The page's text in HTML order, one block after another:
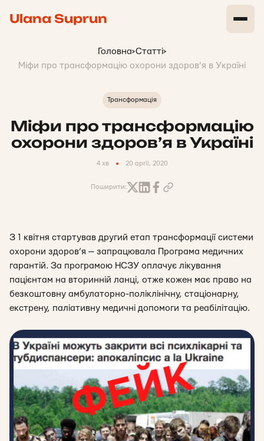
Ulana Suprun
Головна>Статті>
Міфи про трансформацію охорони здоров’я в Україні
Трансформація
Міфи про трансформацію
охорони здоров’я в Україні
4 хв 20 april, 2020
Поширити:
З 1 квітня стартував другий етап трансформації системи
охорони здоров’я — запрацювала Програма медичних
гарантій. За програмою НСЗУ оплачує лікування
пацієнтам на вторинній ланці, отже кожен має право на
безкоштовну амбулаторно-поліклінічну, стаціонарну,
екстрену, паліативну медичні допомоги та реабілітацію.